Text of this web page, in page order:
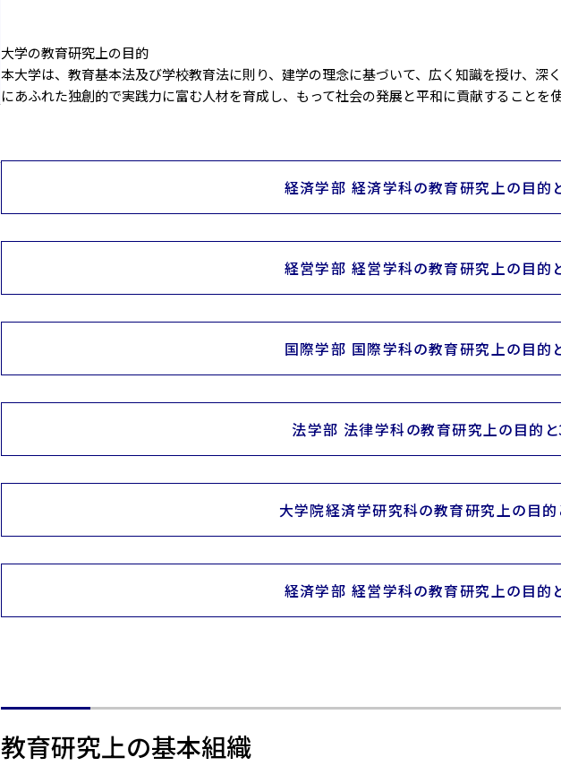
大学の教育研究上の目的
本大学は、教育基本法及び学校教育法に則り、建学の理念に基づいて、広く知識を授け、
にあふれた独創的で実践力に富む人材を育成し、もって社会の発展と平和に貢献することを
経済学部 経済学科の教育研究上の目的
経営学部 経営学科の教育研究上の目的
国際学部 国際学科の教育研究上の目的
法学部 法律学科の教育研究上の目的
大学院経済学研究科の教育研究上の目的
経済学部 経営学科の教育研究上の目的
教育研究上の基本組織